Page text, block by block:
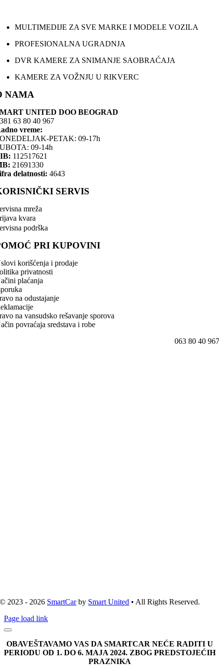
MULTIMEDIJE ZA SVE MARKE I MODELE VOZILA
PROFESIONALNA UGRADNJA
DVR KAMERE ZA SNIMANJE SAOBRAĆAJA
KAMERE ZA VOŽNJU U RIKVERC
NAMA
UNITED DOO BEOGRAD
63 80 40 967
vreme:
PETAK: 09-17h
09-14h
112517621
21691330
delatnosti: 4643
SERVIS
mreža
kvara
podrška
PRI KUPOVINI
korišćenja i prodaje
privatnosti
plaćanja
na odustajanje
na vansudsko rešavanje sporova
povraćaja sredstava i robe
063 80 40 967
© 2023 - 2026 SmartCarby Smart United • All Rights Reserved.
Page load link
OBAVEŠTAVAMO VAS DA SMARTCAR NEĆE RADITI U
PERIODU OD 1. DO 6. MAJA 2024. ZBOG PREDSTOJEĆIH
PRAZNIKA